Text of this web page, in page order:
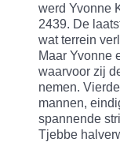
werd Yvonne
2439. De
wat terrein
Maar Yvonne
waarvoor zij
nemen.
mannen,
spannende
Tjebbe